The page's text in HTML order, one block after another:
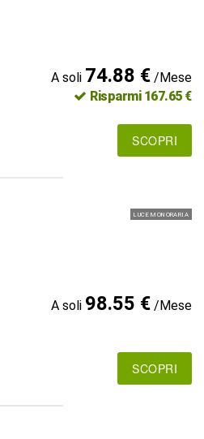
A soli 74.88 €/Mese
Risparmi 167.65 €
SCOPRI
LUCE MONORARIA
A soli 98.55 €/Mese
SCOPRI